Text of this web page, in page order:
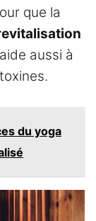
que la
aussi à
du yoga